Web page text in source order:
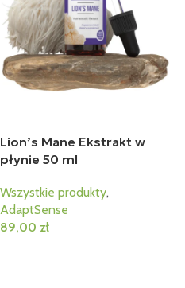
Lion’s Mane Ekstrakt w
płynie 50 ml
Wszystkie produkty,
AdaptSense
89,00 zł